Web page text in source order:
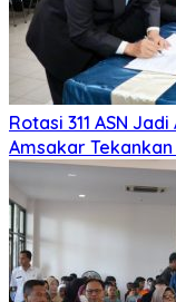
Rotasi 311 ASN
Amsakar